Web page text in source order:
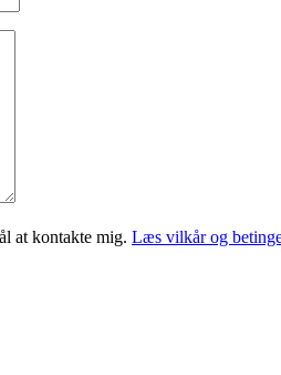
at kontakte mig. Læs vilkår og